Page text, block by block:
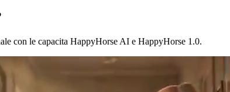
con le capacita HappyHorse AI e HappyHorse 1.0.